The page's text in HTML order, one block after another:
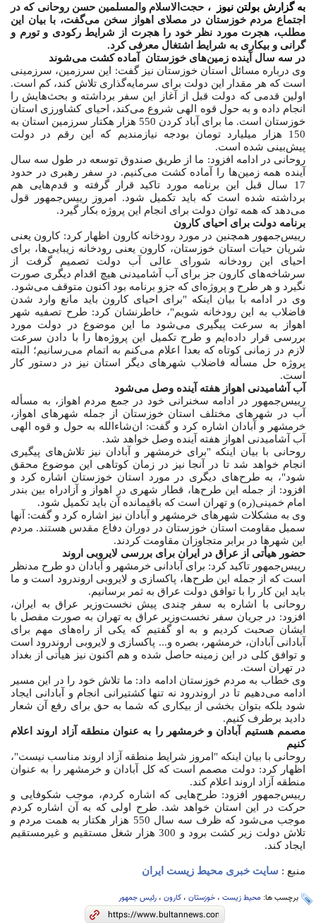
به گزارش بولتن نیوز ، حجت‌الاسلام والمسلمین حسن روحانی که در
اجتماع مردم خوزستان در مصلای اهواز سخن می‌گفت، با بیان این
مطلب، هجرت مورد نظر خود را هجرت از شرایط رکودی و تورم و
گرانی و بیکاری به شرایط اشتغال معرفی کرد.
در سه سال آینده زمین‌های خوزستان آماده کشت می‌شوند
وی درباره مسائل استان خوزستان نیز گفت: این سرزمین،‌ سرزمینی
است که هر مقدار این دولت برای سرمایه‌گذاری تلاش کند، کم است.
اولین قدمی که دولت قبل از آغاز این سفر برداشته و بحث‌هایش را
انجام داده و به حول قوه الهی شروع می‌کند، احیای کشاورزی استان
خوزستان است. ما برای آباد کردن 550 هزار هکتار سرزمین استان به
150 هزار میلیارد تومان بودجه نیازمندیم که این رقم در دولت
پیش‌بینی شده است.
روحانی در ادامه افزود: ما از طریق صندوق توسعه در طول سه سال
آینده همه زمین‌ها را آماده کشت می‌کنیم. در سفر رهبری در حدود
17 سال قبل این برنامه مورد تاکید قرار گرفته و قدم‌هایی هم
برداشته شده است که باید تکمیل شود. امروز رییس‌جمهور قول
می‌دهد که همه توان دولت برای انجام این پروژه بکار گیرد.
برنامه دولت برای احیای کارون
رییس‌جمهور همچنین در مورد رودخانه کارون اظهار کرد: کارون یعنی
شریان حیات استان خوزستان،‌ کارون یعنی رودخانه‌ زیبایی‌ها،‌ برای
احیای این رودخانه شورای عالی آب دولت تصمیم گرفت از
سرشاخه‌های کارون جز برای آب آشامیدنی هیچ اقدام دیگری صورت
نگیرد و هر طرح و پروژه‌ای که جزو برنامه بود اکنون متوقف می‌شود.
وی در ادامه با بیان اینکه "برای احیای کارون باید مانع وارد شدن
فاضلاب به این رودخانه شویم"، خاطرنشان کرد: طرح تصفیه شهر
اهواز به سرعت پیگیری می‌شود ما این موضوع در دولت مورد
بررسی قرار داده‌ایم و طرح تکمیل این پروژه‌ها را با دادن سرعت
لازم در زمانی کوتاه که بعدا اعلام می‌کنم به اتمام می‌رسانیم؛ البته
پروژه حل مسأله فاضلاب شهرهای دیگر استان نیز در دستور کار
است.
آب آشامیدنی اهواز هفته آینده وصل می‌شود
رییس‌جمهور در ادامه سخنرانی خود در جمع مردم اهواز، به مسأله
آب در شهرهای مختلف استان خوزستان از جمله شهرهای اهواز،
خرمشهر و آبادان اشاره کرد و گفت: ان‌شاءالله به حول و قوه الهی
آب آشامیدنی اهواز هفته آینده وصل خواهد شد.
روحانی با بیان اینکه "برای خرمشهر و آبادان نیز تلاش‌های پیگیری
انجام خواهد شد تا در آنجا نیز در زمان کوتاهی این موضوع محقق
شود"، به طرح‌های دیگری در مورد استان خوزستان اشاره کرد و
افزود: از جمله این طرح‌ها، قطار شهری در اهواز و آزادراه بین بندر
امام خمینی(ره) و تهران است که باقیمانده آن باید تکمیل شود.
وی به مشکلات شهرهای خرمشهر و آبادان نیز اشاره کرد و گفت: آنها
سمبل مقاومت استان خوزستان در دوران دفاع مقدس هستند. مردم
این شهرها در برابر متجاوزان مقاومت کردند.
حضور هیأتی از عراق در ایران برای بررسی لایروبی اروند
رییس‌جمهور تاکید کرد: برای آبادانی خرمشهر و آبادان دو طرح مدنظر
است که از جمله این طرح‌ها، پاکسازی و لایروبی اروندرود است و ما
باید این کار را با توافق دولت عراق به ثمر برسانیم.
روحانی با اشاره به سفر چندی پیش نخست‌وزیر عراق به ایران،
افزود: در جریان سفر نخست‌وزیر عراق به تهران به صورت مفصل با
ایشان صحبت کردیم و به او گفتیم که یکی از راه‌های مهم برای
آبادانی آبادان، خرمشهر، بصره و... پاکسازی و لایروبی اروندرود است
و توافق کلی در این زمینه حاصل شده و هم اکنون نیز هیأتی از بغداد
در تهران است.
وی خطاب به مردم خوزستان ادامه داد: ما تلاش خود را در این مسیر
ادامه می‌دهیم تا در اروندرود نه تنها کشتیرانی انجام و آبادانی ایجاد
شود بلکه بتوان بخشی از بیکاری که شما به حق برای رفع آن شعار
دادید برطرف کنیم.
مصمم هستیم آبادان و خرمشهر را به عنوان منطقه آزاد اروند اعلام
کنیم
روحانی با بیان اینکه "امروز شرایط منطقه آزاد اروند مناسب نیست"،
اظهار کرد: دولت مصمم است که کل آبادان و خرمشهر را به عنوان
منطقه آزاد اروند اعلام کند.
رییس‌جمهور افزود: طرح‌هایی که اشاره کردم، موجب شکوفایی و
حرکت در این استان خواهد شد. طرح اولی که به آن اشاره کردم
موجب می‌شود که ظرف سه سال 550 هزار هکتار به همت مردم و
تلاش دولت زیر کشت برود و 300 هزار شغل مستقیم و غیرمستقیم
ایجاد کند.
منبع : سایت خبری محیط زیست ایران
برچسب ها: محیط زیست ، خوزستان ، کارون ، رئیس جمهور